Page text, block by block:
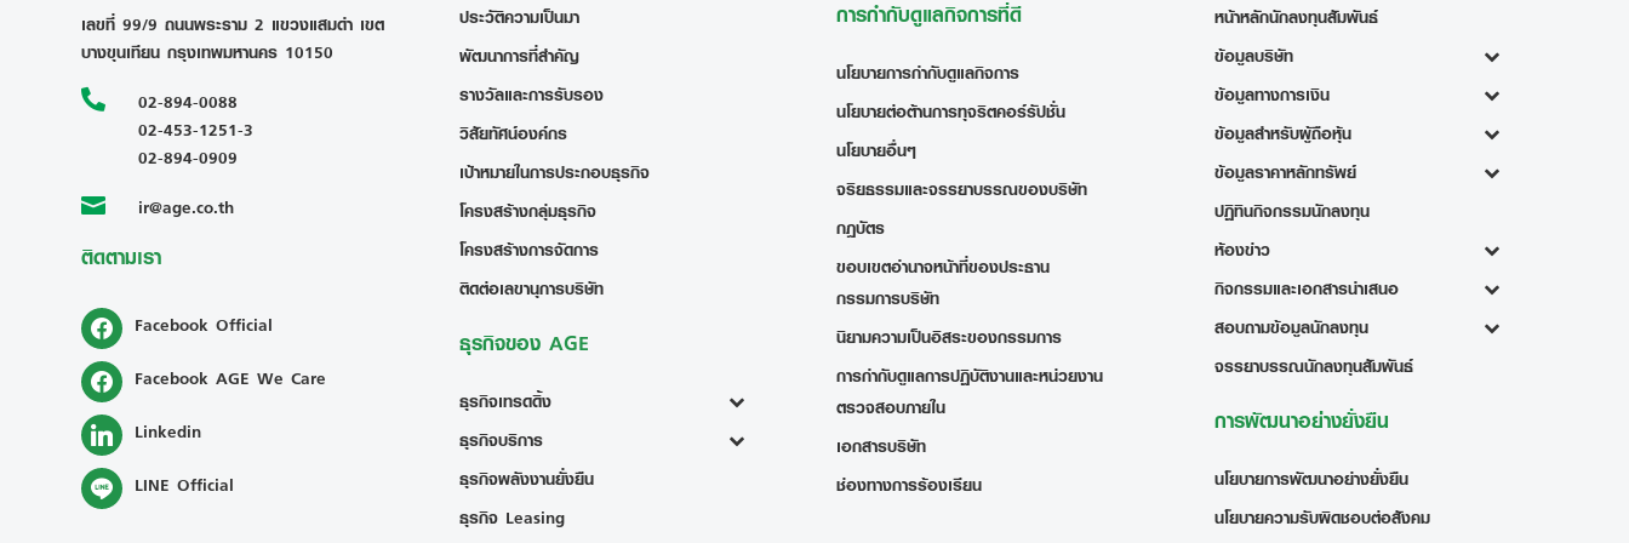
เลขที่ 99/9 ถนนพระราม 2 แขวงแสมดำ เขต
บางขุนเทียน กรุงเทพมหานคร 10150

02-894-0088
02-453-1251-3
02-894-0909
 ir@age.co.th
ติดตามเรา
Facebook Official
Facebook AGE We Care
Linkedin
LINE Official
ประวัติความเป็นมา
พัฒนาการที่สำคัญ
รางวัลและการรับรอง
วิสัยทัศน์องค์กร
เป้าหมายในการประกอบธุรกิจ
โครงสร้างกลุ่มธุรกิจ
โครงสร้างการจัดการ
ติดต่อเลขานุการบริษัท
ธุรกิจของ AGE
ธุรกิจเทรดดิ้ง
ธุรกิจบริการ
ธุรกิจพลังงานยั่งยืน
ธุรกิจ Leasing
การกำกับดูแลกิจการที่ดี
นโยบายการกำกับดูแลกิจการ
นโยบายต่อต้านการทุจริตคอร์รัปชั่น
นโยบายอื่นๆ
จริยธรรมและจรรยาบรรณของบริษัท
กฎบัตร
ขอบเขตอำนาจหน้าที่ของประธาน
กรรมการบริษัท
นิยามความเป็นอิสระของกรรมการ
การกำกับดูแลการปฏิบัติงานและหน่วยงาน
ตรวจสอบภายใน
เอกสารบริษัท
ช่องทางการร้องเรียน
หน้าหลักนักลงทุนสัมพันธ์
ข้อมูลบริษัท
ข้อมูลทางการเงิน
ข้อมูลสำหรับผู้ถือหุ้น
ข้อมูลราคาหลักทรัพย์
ปฏิทินกิจกรรมนักลงทุน
ห้องข่าว
กิจกรรมและเอกสารนำเสนอ
สอบถามข้อมูลนักลงทุน
จรรยาบรรณนักลงทุนสัมพันธ์
การพัฒนาอย่างยั่งยืน
นโยบายการพัฒนาอย่างยั่งยืน
นโยบายความรับผิดชอบต่อสังคม